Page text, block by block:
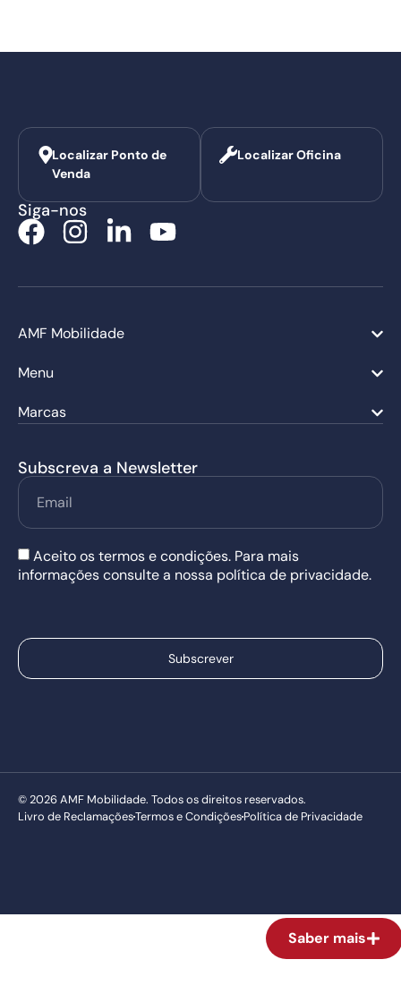
Saber mais
Localizar Ponto de
Venda
Localizar Oficina
Siga-nos
AMF Mobilidade
Menu
Marcas
Subscreva a Newsletter
Aceito os termos e condições. Para mais
informações consulte a nossa política de privacidade.
Subscrever
© 2026 AMF Mobilidade. Todos os direitos reservados.
Livro de ReclamaçõesTermos e CondiçõesPolítica de Privacidade